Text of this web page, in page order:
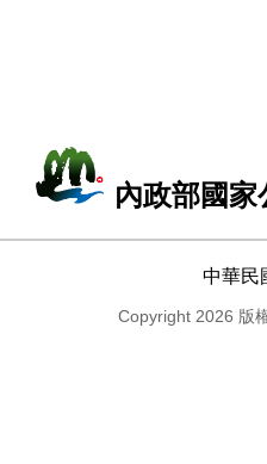
內政部國
中華民
Copyright 2026 版